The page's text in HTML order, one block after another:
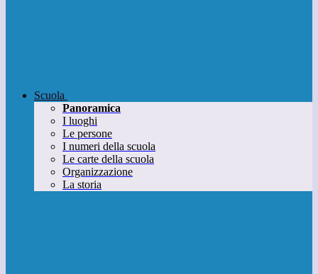
Scuola
Panoramica
I luoghi
Le persone
I numeri della scuola
Le carte della scuola
Organizzazione
La storia